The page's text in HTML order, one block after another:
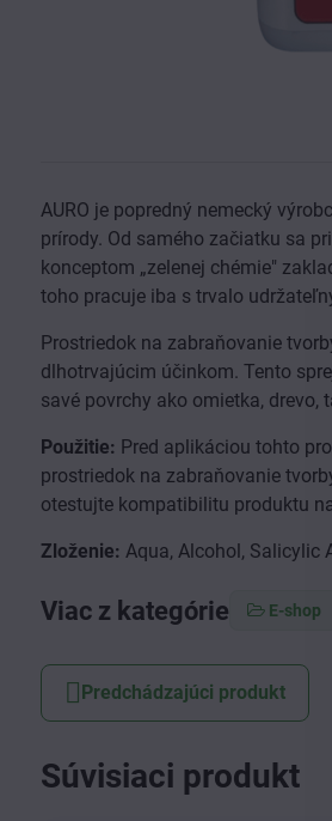
AURO je popredný nemecký
prírody. Od samého začiatku sa
konceptom „zelenej chémie"
toho pracuje iba s trvalo
Prostriedok na zabraňovanie
dlhotrvajúcim účinkom. Tento
savé povrchy ako omietka, drevo,
Použitie: Pred aplikáciou tohto
prostriedok na zabraňovanie
otestujte kompatibilitu produktu
Zloženie: Aqua, Alcohol, Salicylic
Viac z kategórie E-shop
Predchádzajúci produkt
Súvisiaci produkt